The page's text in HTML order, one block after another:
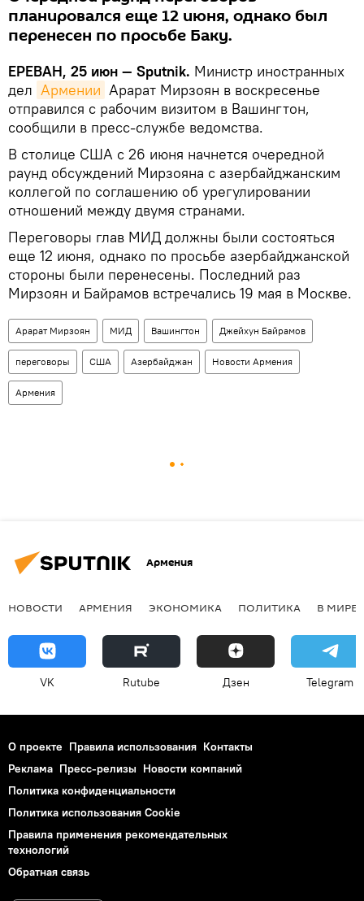
планировался еще 12 июня, однако был
перенесен по просьбе Баку.
ЕРЕВАН, 25 июн — Sputnik. Министр иностранных
дел Армении Арарат Мирзоян в воскресенье
отправился с рабочим визитом в Вашингтон,
сообщили в пресс-службе ведомства.
В столице США с 26 июня начнется очередной
раунд обсуждений Мирзояна с азербайджанским
коллегой по соглашению об урегулировании
отношений между двумя странами.
Переговоры глав МИД должны были состояться
еще 12 июня, однако по просьбе азербайджанской
стороны были перенесены. Последний раз
Мирзоян и Байрамов встречались 19 мая в Москве.
Арарат Мирзоян МИД Вашингтон Джейхун Байрамов
переговоры США Азербайджан Новости Армения
Армения
Армения
НОВОСТИ АРМЕНИЯ ЭКОНОМИКА ПОЛИТИКА В МИРЕ
VK Rutube Дзен Telegram
О проекте Правила использования Контакты
Реклама Пресс-релизы Новости компаний
Политика конфиденциальности
Политика использования Cookie
Правила применения рекомендательных
технологий
Обратная связь